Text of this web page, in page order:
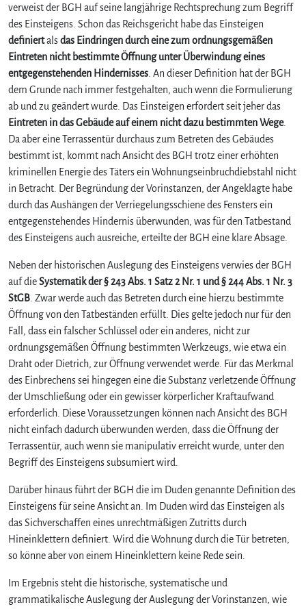
n
g
i
n
b
r
u
i
e
b
s
h
l
m
m
a
n
i
l
a
t
v
e
n
Ö
n
verweist der BGH auf seine langjährige Rechtsprechung zum Begriff
des Einsteigens. Schon das Reichsgericht habe das Einsteigen
definiertalsdas Eindringen durch eine zum ordnungsgemäßen
Eintreten nicht bestimmte Öffnung unter Überwindung eines
entgegenstehenden Hindernisses . An dieser Definition hat der BGH
dem Grunde nach immer festgehalten, auch wenn die Formulierung
ab und zu geändert wurde. Das Einsteigen erfordert seit jeher das
Eintreten in das Gebäude auf einem nicht dazu bestimmten Wege.
Da aber eine Terrassentür durchaus zum Betreten des Gebäudes
bestimmt ist, kommt nach Ansicht des BGH trotz einer erhöhten
kriminellen Energie des Täters ein Wohnungseinbruchdiebstahl nicht
in Betracht. Der Begründung der Vorinstanzen, der Angeklagte habe
durch das Aushängen der Verriegelungsschiene des Fensters ein
entgegenstehendes Hindernis überwunden, was für den Tatbestand
des Einsteigens auch ausreiche, erteilte der BGH eine klare Absage.
Neben der historischen Auslegung des Einsteigens verwies der BGH
auf dieSystematik der § 243 Abs. 1 Satz 2 Nr. 1 und § 244 Abs. 1 Nr. 3
StGB . Zwar werde auch das Betreten durch eine hierzu bestimmte
Öffnung von den Tatbeständen erfüllt. Dies gelte jedoch nur für den
Fall, dass ein falscher Schlüssel oder ein anderes, nicht zur
ordnungsgemäßen Öffnung bestimmten Werkzeugs, wie etwa ein
Draht oder Dietrich, zur Öffnung verwendet werde. Für das Merkmal
des Einbrechens sei hingegen eine die Substanz verletzende Öffnung
der Umschließung oder ein gewisser körperlicher Kraftaufwand
erforderlich. Diese Voraussetzungen können nach Ansicht des BGH
nicht einfach dadurch überwunden werden, dass die Öffnung der
Terrassentür, auch wenn sie manipulativ erreicht wurde, unter den
Begriff des Einsteigens subsumiert wird.
Darüber hinaus führt der BGH die im Duden genannte Definition des
Einsteigens für seine Ansicht an. Im Duden wird das Einsteigen als
das Sichverschaffen eines unrechtmäßigen Zutritts durch
Hineinklettern definiert. Wird die Wohnung durch die Tür betreten,
so könne aber von einem Hineinklettern keine Rede sein.
Im Ergebnis steht die historische, systematische und
grammatikalische Auslegung der Auslegung der Vorinstanzen, wie